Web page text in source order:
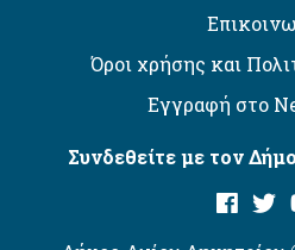
Όροι χρήσης και
Εγγραφή στο
Συνδεθείτε με τον